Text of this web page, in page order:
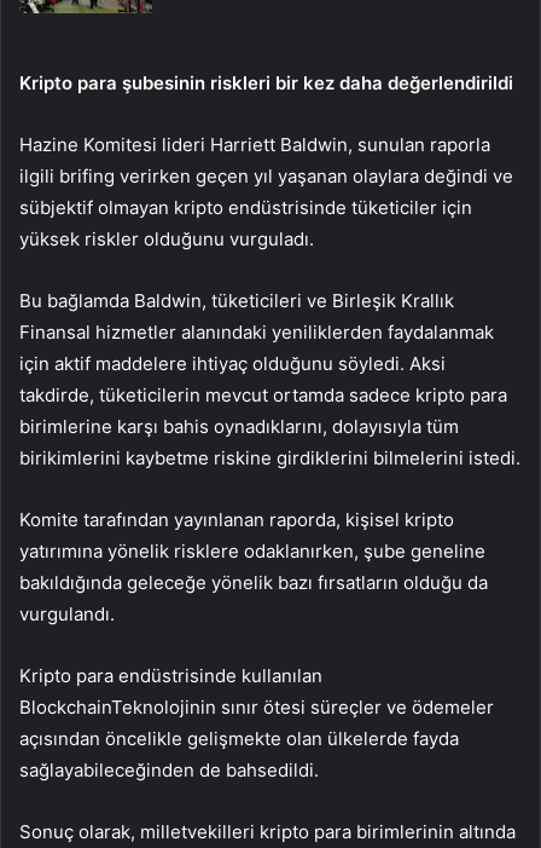
Kripto para şubesinin riskleri bir kez daha değerlendirildi
Hazine Komitesi lideri Harriett Baldwin, sunulan raporla
ilgili brifing verirken geçen yıl yaşanan olaylara değindi ve
sübjektif olmayan kripto endüstrisinde tüketiciler için
yüksek riskler olduğunu vurguladı.
Bu bağlamda Baldwin, tüketicileri ve Birleşik Krallık
Finansal hizmetler alanındaki yeniliklerden faydalanmak
için aktif maddelere ihtiyaç olduğunu söyledi. Aksi
takdirde, tüketicilerin mevcut ortamda sadece kripto para
birimlerine karşı bahis oynadıklarını, dolayısıyla tüm
birikimlerini kaybetme riskine girdiklerini bilmelerini istedi.
Komite tarafından yayınlanan raporda, kişisel kripto
yatırımına yönelik risklere odaklanırken, şube geneline
bakıldığında geleceğe yönelik bazı fırsatların olduğu da
vurgulandı.
Kripto para endüstrisinde kullanılan
BlockchainTeknolojinin sınır ötesi süreçler ve ödemeler
açısından öncelikle gelişmekte olan ülkelerde fayda
sağlayabileceğinden de bahsedildi.
Sonuç olarak, milletvekilleri kripto para birimlerinin altında